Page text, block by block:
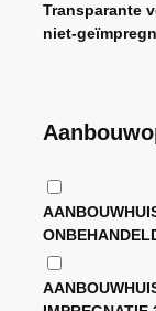
Transparante
niet-